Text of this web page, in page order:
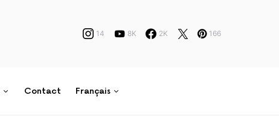
14 8K 2K 166
Contact Français